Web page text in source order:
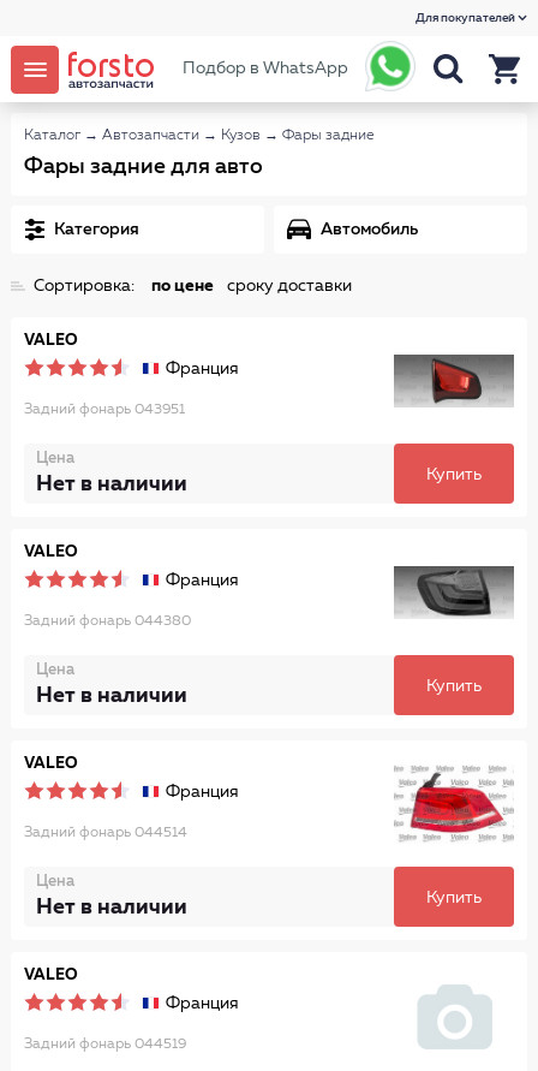
Для покупателей
Подбор в WhatsApp
Каталог → Автозапчасти → Кузов → Фары задние
Фары задние для авто
Категория Автомобиль
Сортировка: по цене сроку доставки
VALEO
Франция
Задний фонарь 043951
Цена
Нет в наличии Купить
VALEO
Франция
Задний фонарь 044380
Цена
Нет в наличии Купить
VALEO
Франция
Задний фонарь 044514
Цена
Нет в наличии Купить
VALEO
Франция
Задний фонарь 044519